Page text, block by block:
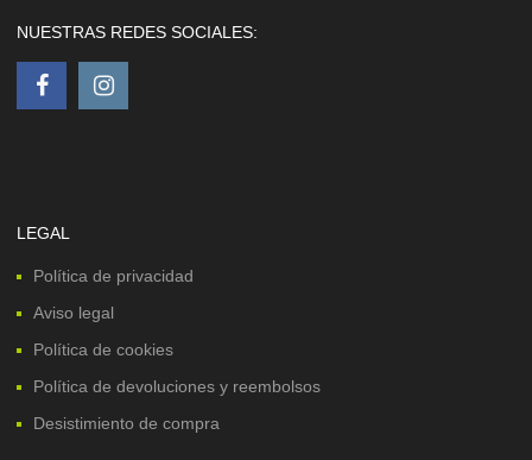
NUESTRAS REDES SOCIALES:
LEGAL
Política de privacidad
Aviso legal
Política de cookies
Política de devoluciones y reembolsos
Desistimiento de compra